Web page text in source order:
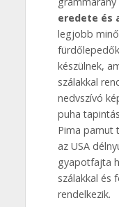
eredete és
legjobb
készülnek,
szálakkal
nedvszívó
puha
Pima pamut
az USA
gyapotfajta
szálakkal és
rendelkezik.